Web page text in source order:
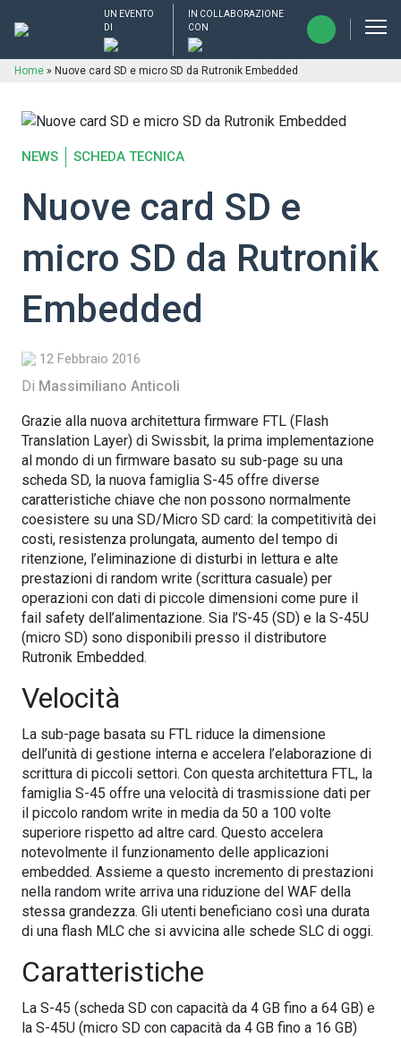
UN EVENTO
DI
IN COLLABORAZIONE
CON
Home » Nuove card SD e micro SD da Rutronik Embedded
NEWS SCHEDA TECNICA
Nuove card SD e
micro SD da Rutronik
Embedded
12 Febbraio 2016
Di Massimiliano Anticoli
Grazie alla nuova architettura firmware FTL (Flash
Translation Layer) di Swissbit, la prima implementazione
al mondo di un firmware basato su sub-page su una
scheda SD, la nuova famiglia S-45 offre diverse
caratteristiche chiave che non possono normalmente
coesistere su una SD/Micro SD card: la competitività dei
costi, resistenza prolungata, aumento del tempo di
ritenzione, l’eliminazione di disturbi in lettura e alte
prestazioni di random write (scrittura casuale) per
operazioni con dati di piccole dimensioni come pure il
fail safety dell’alimentazione. Sia l’S-45 (SD) e la S-45U
(micro SD) sono disponibili presso il distributore
Rutronik Embedded.
Velocità
La sub-page basata su FTL riduce la dimensione
dell’unità di gestione interna e accelera l’elaborazione di
scrittura di piccoli settori. Con questa architettura FTL, la
famiglia S-45 offre una velocità di trasmissione dati per
il piccolo random write in media da 50 a 100 volte
superiore rispetto ad altre card. Questo accelera
notevolmente il funzionamento delle applicazioni
embedded. Assieme a questo incremento di prestazioni
nella random write arriva una riduzione del WAF della
stessa grandezza. Gli utenti beneficiano così una durata
di una flash MLC che si avvicina alle schede SLC di oggi.
Caratteristiche
La S-45 (scheda SD con capacità da 4 GB fino a 64 GB) e
la S-45U (micro SD con capacità da 4 GB fino a 16 GB)